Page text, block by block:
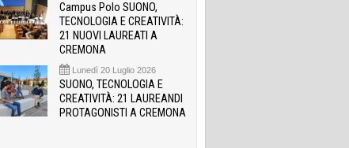
Campus Polo SUONO,
TECNOLOGIA E CREATIVITÀ:
21 NUOVI LAUREATI A
CREMONA
Lunedì 20 Luglio 2026
SUONO, TECNOLOGIA E
CREATIVITÀ: 21 LAUREANDI
PROTAGONISTI A CREMONA